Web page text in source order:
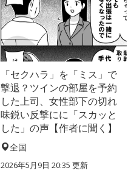
「セクハラ」を「ミス」で
撃退？ツインの部屋を予約
した上司、女性部下の切れ
味鋭い反撃にに「スカッと
した」の声【作者に聞く】
全国
2026年5月9日 20:35 更新